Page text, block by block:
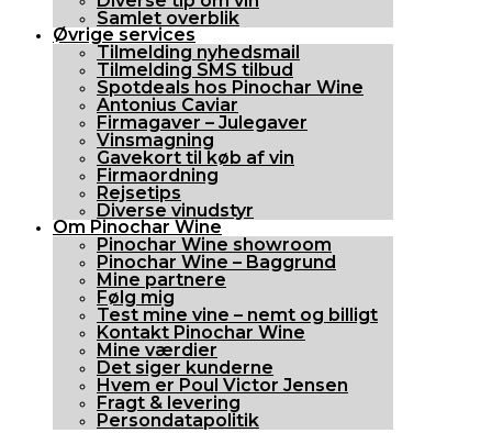
Samlet overblik
Øvrige services
Tilmelding nyhedsmail
Tilmelding SMS tilbud
Spotdeals hos Pinochar Wine
Antonius Caviar
Firmagaver – Julegaver
Vinsmagning
Gavekort til køb af vin
Firmaordning
Rejsetips
Diverse vinudstyr
Om Pinochar Wine
Pinochar Wine showroom
Pinochar Wine – Baggrund
Mine partnere
Følg mig
Test mine vine – nemt og billigt
Kontakt Pinochar Wine
Mine værdier
Det siger kunderne
Hvem er Poul Victor Jensen
Fragt & levering
Persondatapolitik